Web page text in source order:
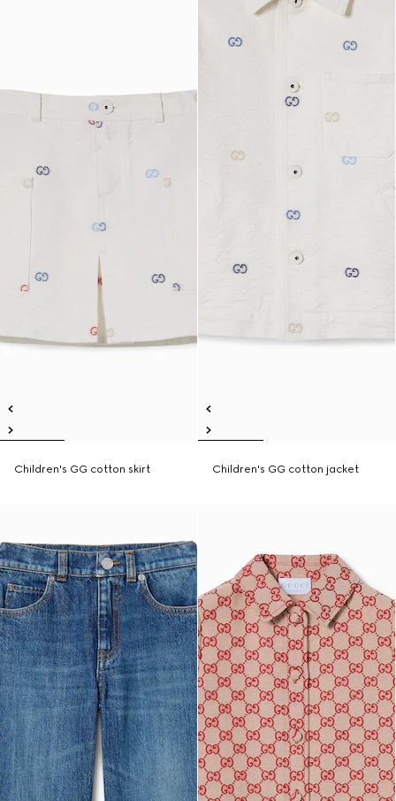
Children's GG cotton skirt Children's GG cotton jacket